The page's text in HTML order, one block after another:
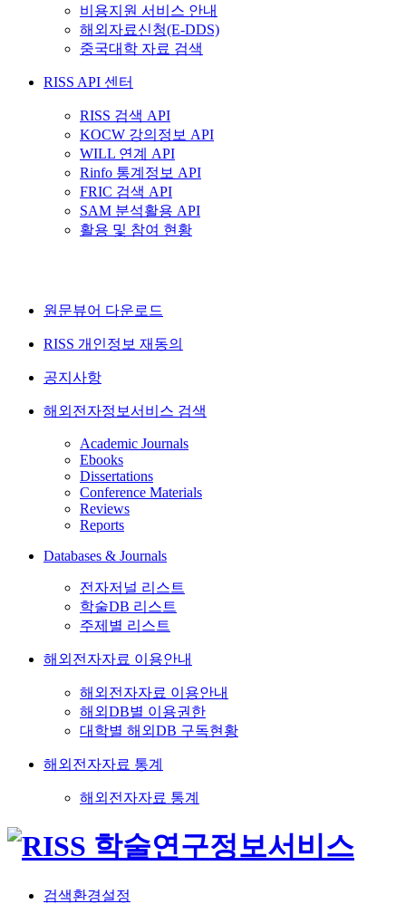
비용지원 서비스 안내
해외자료신청(E-DDS)
중국대학 자료 검색
RISS API 센터
RISS 검색 API
KOCW 강의정보 API
WILL 연계 API
Rinfo 통계정보 API
FRIC 검색 API
SAM 분석활용 API
활용 및 참여 현황
원문뷰어 다운로드
RISS 개인정보 재동의
공지사항
해외전자정보서비스 검색
Academic Journals
Ebooks
Dissertations
Conference Materials
Reviews
Reports
Databases & Journals
전자저널 리스트
학술DB 리스트
주제별 리스트
해외전자자료 이용안내
해외전자자료 이용안내
해외DB별 이용권한
대학별 해외DB 구독현황
해외전자자료 통계
해외전자자료 통계
검색환경설정